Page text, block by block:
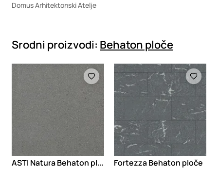
Domus Arhitektonski Atelje
Srodni proizvodi: Behaton ploče
Loading
A
STI Natura Behaton ploče
Loading
Fortezza Behaton ploče